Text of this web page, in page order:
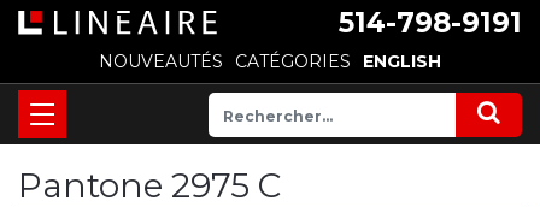
514-798-9191
NOUVEAUTÉS CATÉGORIES ENGLISH
Pantone 2975 C